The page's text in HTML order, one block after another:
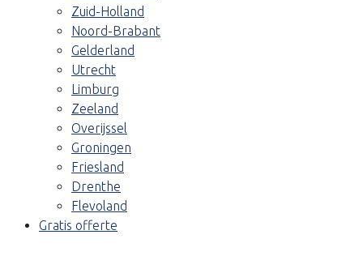
Zuid-Holland
Noord-Brabant
Gelderland
Utrecht
Limburg
Zeeland
Overijssel
Groningen
Friesland
Drenthe
Flevoland
Gratis offerte